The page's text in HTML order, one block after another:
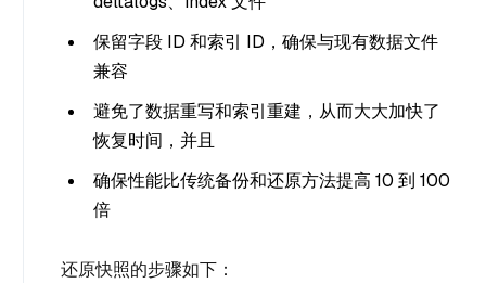
保留字段 ID 和索引 ID，确保与现有数据文件
兼容
避免了数据重写和索引重建，从而大大加快了
恢复时间，并且
确保性能比传统备份和还原方法提高 10 到 100
倍
还原快照的步骤如下：